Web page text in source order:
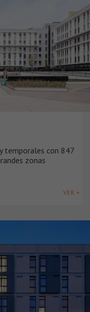
temporales con 847
zonas
VER +